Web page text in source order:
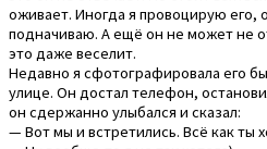
оживает. Иногда я провоцирую его,
подначиваю. А ещё он не может не
это даже веселит.
Недавно я сфотографировала его
улице. Он достал телефон,
он сдержанно улыбался и сказал:
— Вот мы и встретились. Всё как ты